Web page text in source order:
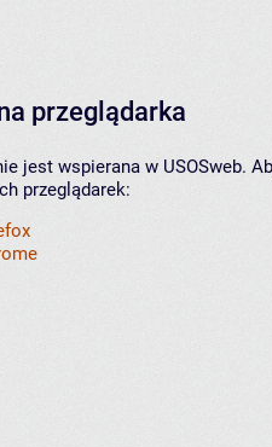
przeglądarka
jest wspierana w USOSweb.
przeglądarek: